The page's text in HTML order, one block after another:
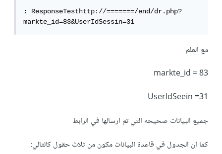
: ResponseTesthttp://=======/end/dr.php?
markte_id=83&UserIdSessin=31
مع العلم
markte_id = 83
UserIdSeein =31
جميع البيانات صحيحه التي تم ارسالها في الرابط
كما ان الجدول في قاعدة البيانات مكون من ثلاث حقول كالتالي: